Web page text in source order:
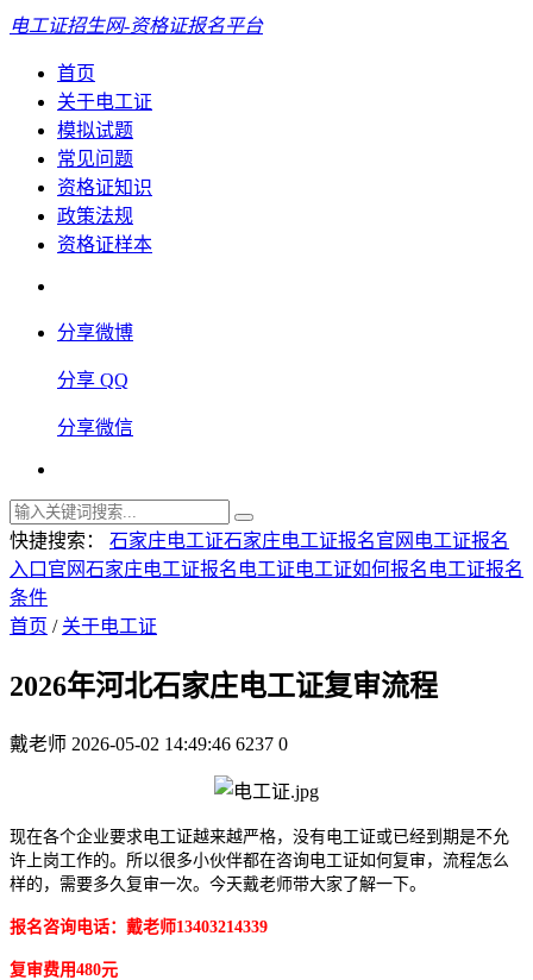
电工证招生网-资格证报名平台
首页
关于电工证
模拟试题
常见问题
资格证知识
政策法规
资格证样本
分享微博
分享 QQ
分享微信
快捷搜索： 石家庄电工证石家庄电工证报名官网 电工证报名
入口官网石家庄电工证报名 电工证电工证如何报名 电工证报名
条件
首页 / 关于电工证
2026年河北石家庄电工证复审流程
戴老师 2026-05-02 14:49:46 6237 0
现在各个企业要求电工证越来越严格，没有电工证或已经到期是不允
许上岗工作的。所以很多小伙伴都在咨询电工证如何复审，流程怎么
样的，需要多久复审一次。今天戴老师带大家了解一下。
报名咨询电话：戴老师13403214339
复审费用480元